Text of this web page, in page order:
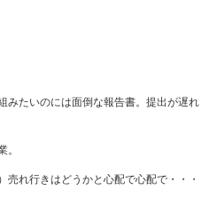
みたいのには面倒な報告書。提出が遅れ
。
れ行きはどうかと心配で心配で・・・